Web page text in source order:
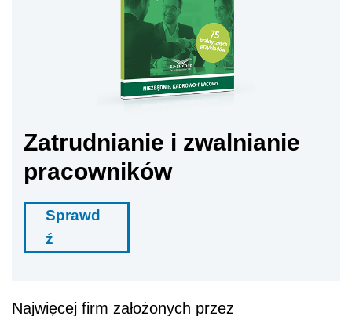
Zatrudnianie i zwalnianie
pracowników
Sprawd
ź
Najwięcej firm założonych przez